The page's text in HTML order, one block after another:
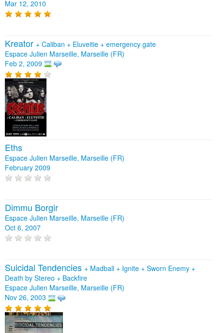
Mar 12, 2010
Kreator + Caliban + Eluveitie + emergency gate
Espace Julien Marseille, Marseille (FR)
Feb 2, 2009
Eths
Espace Julien Marseille, Marseille (FR)
February 2009
Dimmu Borgir
Espace Julien Marseille, Marseille (FR)
Oct 6, 2007
Suicidal Tendencies + Madball + Ignite + Sworn Enemy +
Death by Stereo + Backfire
Espace Julien Marseille, Marseille (FR)
Nov 26, 2003